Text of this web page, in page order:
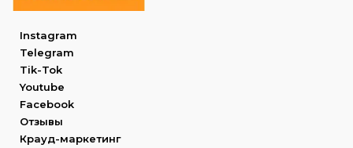
Instagram
Telegram
Tik-Tok
Youtube
Facebook
Отзывы
Крауд-маркетинг